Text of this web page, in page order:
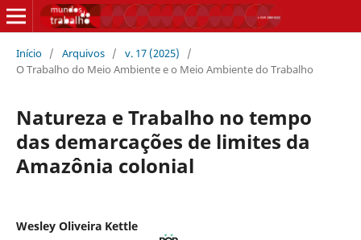
Início / Arquivos / v. 17 (2025)
/
O Trabalho do Meio Ambiente e o Meio Ambiente do Trabalho
Natureza e Trabalho no tempo
das demarcações de limites da
Amazônia colonial
Wesley Oliveira Kettle